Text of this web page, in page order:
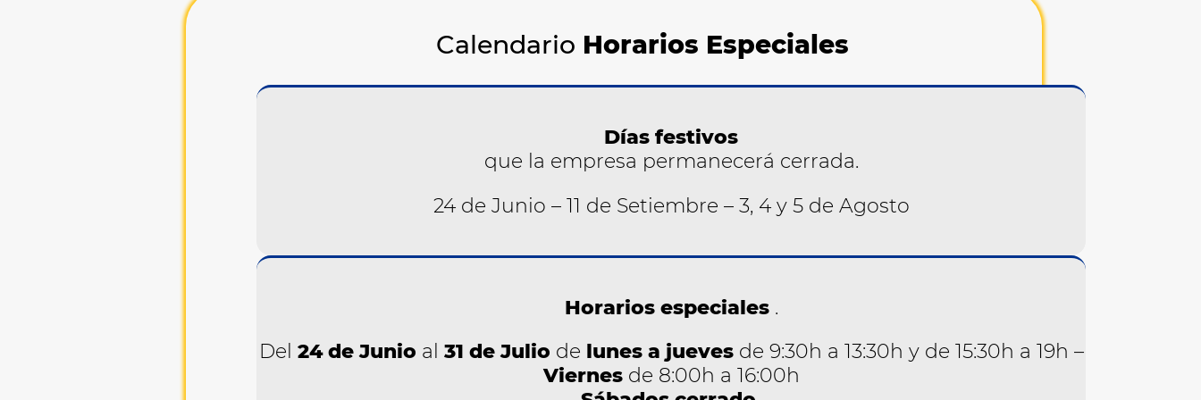
Calendario Horarios Especiales
Días festivos
que la empresa permanecerá cerrada.
24 de Junio – 11 de Setiembre – 3, 4 y 5 de Agosto
Horarios especiales.
Del 24 de Junio al 31 de Julio de lunes a juevesde 9:30h a 13:30h y de 15:30h a 19h –
Viernesde 8:00h a 16:00h